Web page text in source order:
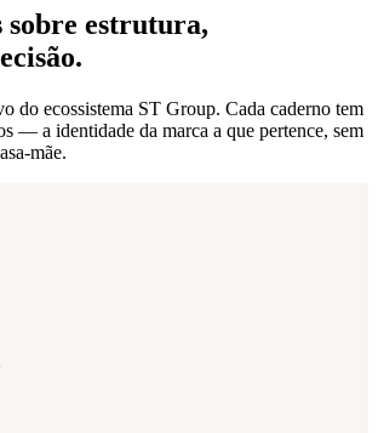
sobre estrutura,
do ecossistema ST Group. Cada caderno tem
— a identidade da marca a que pertence, sem
mãe.